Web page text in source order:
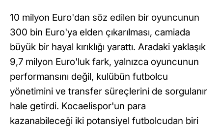
10 milyon Euro'dan söz edilen bir oyuncunun
300 bin Euro'ya elden çıkarılması, camiada
büyük bir hayal kırıklığı yarattı. Aradaki yaklaşık
9,7 milyon Euro'luk fark, yalnızca oyuncunun
performansını değil, kulübün futbolcu
yönetimini ve transfer süreçlerini de sorgulanır
hale getirdi. Kocaelispor'un para
kazanabileceği iki potansiyel futbolcudan biri